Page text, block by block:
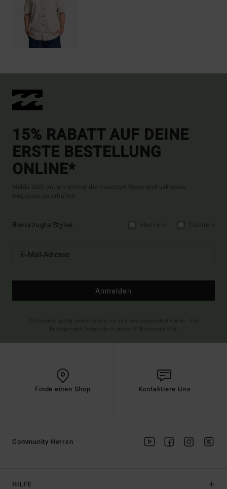
15% RABATT AUF DEINE
ERSTE BESTELLUNG
ONLINE*
Melde dich an, um immer die neuesten News und exklusive
Angebote zu erhalten.
Bevorzugte Styles
Anmelden
Finde einen Shop Kontaktiere Uns
HILFE
Community Herren